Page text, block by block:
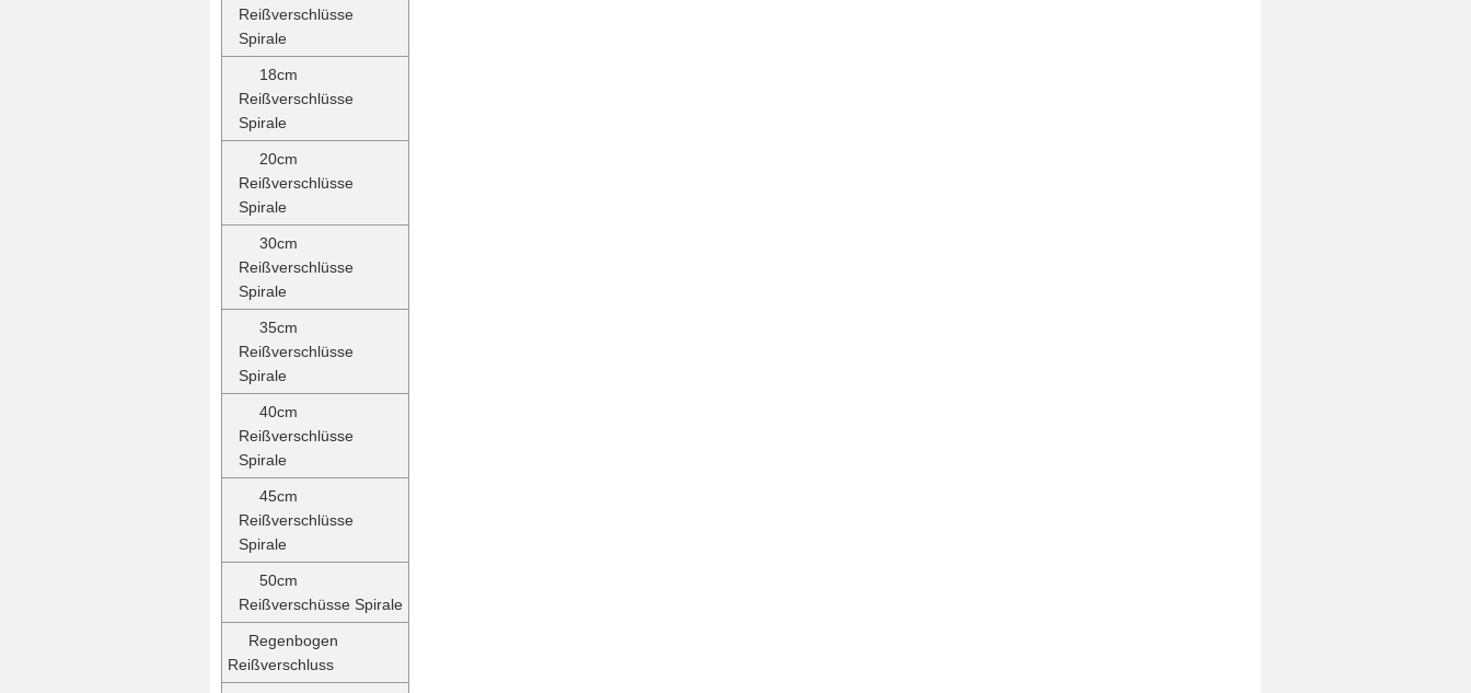
Reißverschlüsse
Spirale
18cm
Reißverschlüsse
Spirale
20cm
Reißverschlüsse
Spirale
30cm
Reißverschlüsse
Spirale
35cm
Reißverschlüsse
Spirale
40cm
Reißverschlüsse
Spirale
45cm
Reißverschlüsse
Spirale
50cm
Reißverschüsse Spirale
Regenbogen
Reißverschluss